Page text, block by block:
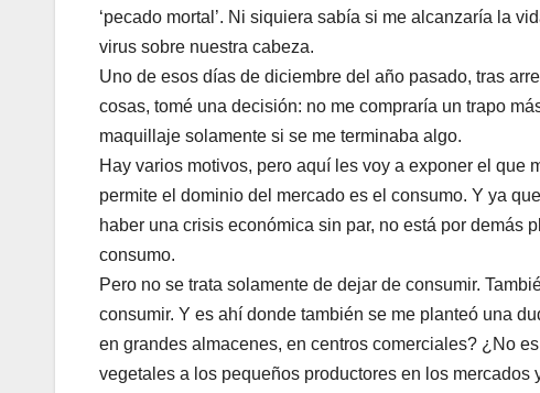
‘pecado mortal’. Ni siquiera sabía si me alcanzaría la
virus sobre nuestra cabeza.
Uno de esos días de diciembre del año pasado, tras
cosas, tomé una decisión: no me compraría un trapo
maquillaje solamente si se me terminaba algo.
Hay varios motivos, pero aquí les voy a exponer el que
permite el dominio del mercado es el consumo. Y ya
haber una crisis económica sin par, no está por demás
consumo.
Pero no se trata solamente de dejar de consumir.
consumir. Y es ahí donde también se me planteó una
en grandes almacenes, en centros comerciales? ¿No
vegetales a los pequeños productores en los